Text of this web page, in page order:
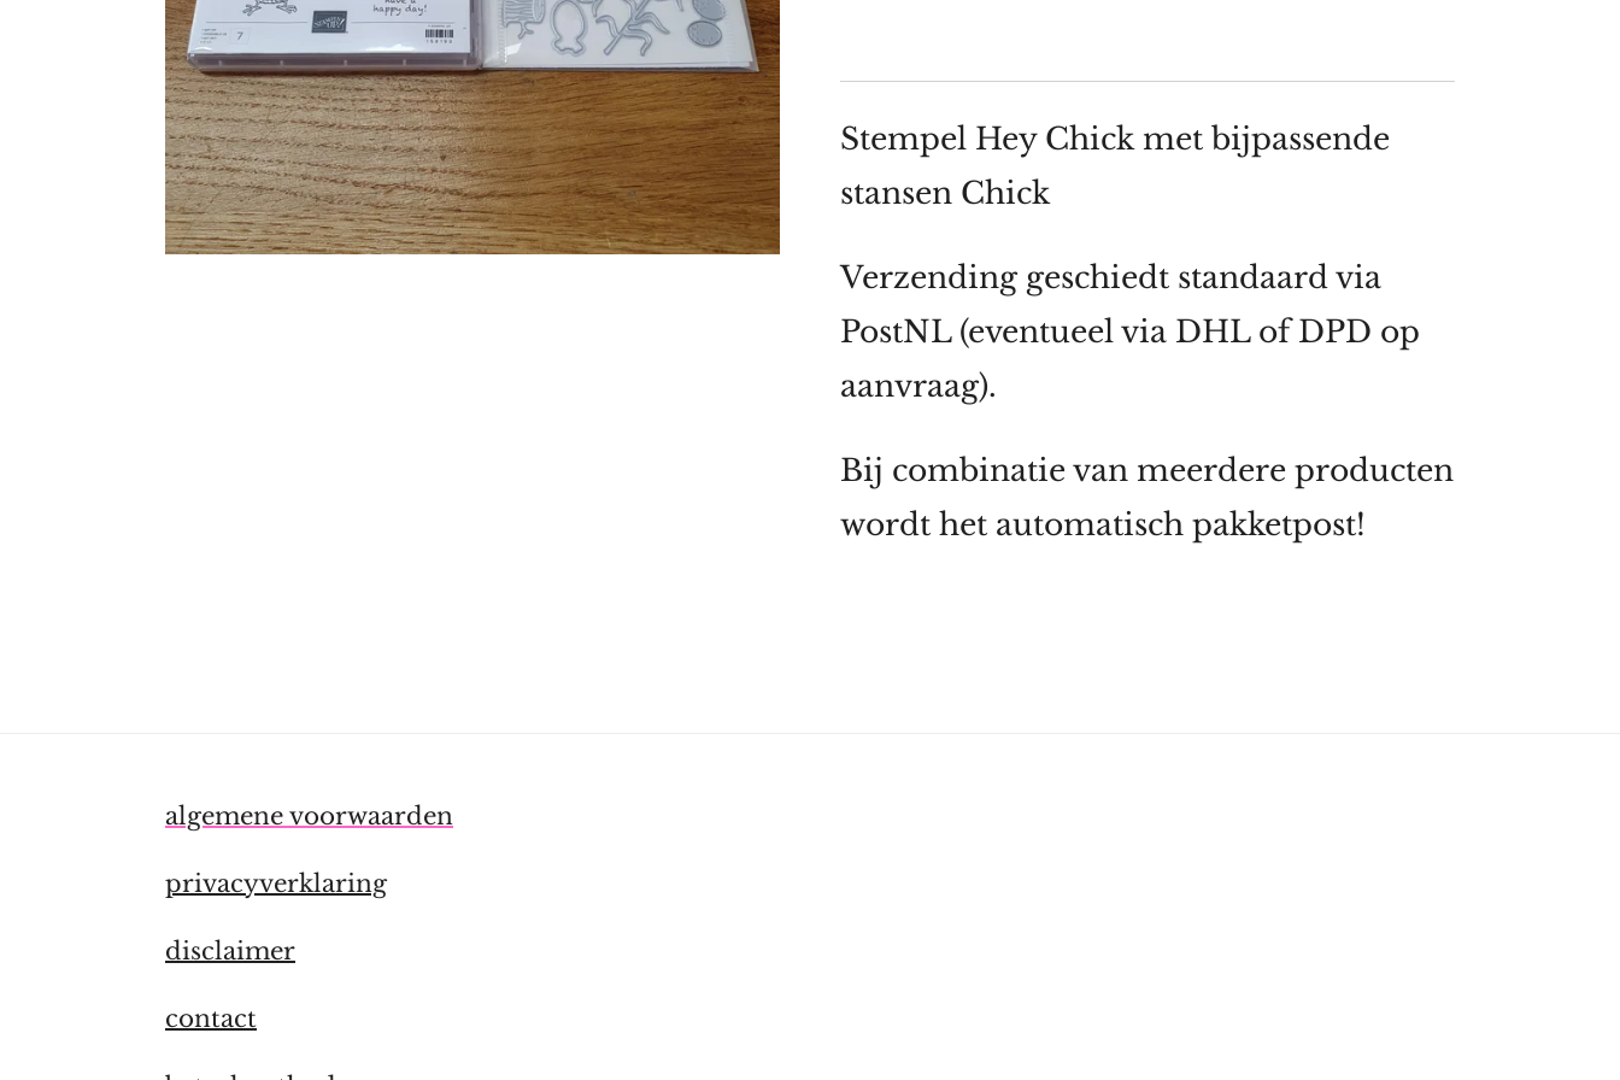
Stempel Hey Chick met bijpassende
stansen Chick
Verzending geschiedt standaard via
PostNL (eventueel via DHL of DPD op
aanvraag).
Bij combinatie van meerdere producten
wordt het automatisch pakketpost!
algemene voorwaarden
privacyverklaring
disclaimer
contact